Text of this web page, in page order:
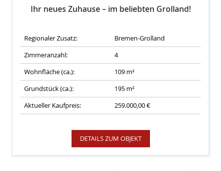
Ihr neues Zuhause – im beliebten Grolland!
Regionaler Zusatz:
Bremen-Grolland
Zimmeranzahl:
4
Wohnfläche (ca.):
109 m²
Grundstück (ca.):
195 m²
Aktueller Kaufpreis:
259.000,00 €
DETAILS ZUM OBJEKT